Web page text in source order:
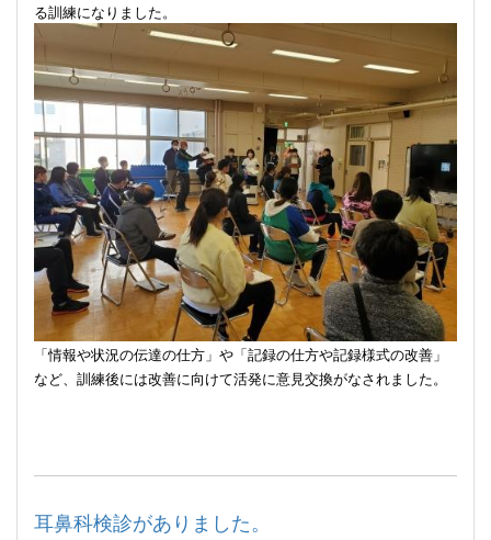
る訓練になりました。
「情報や状況の伝達の仕方」や「記録の仕方や記録様式の改善」
など、訓練後には改善に向けて活発に意見交換がなされました。
耳鼻科検診がありました。